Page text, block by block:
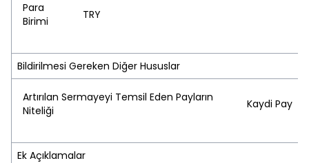
Para
Birimi
TRY
Bildirilmesi Gereken Diğer Hususlar
Artırılan Sermayeyi Temsil Eden Payların
Niteliği
Kaydi Pay
Ek Açıklamalar